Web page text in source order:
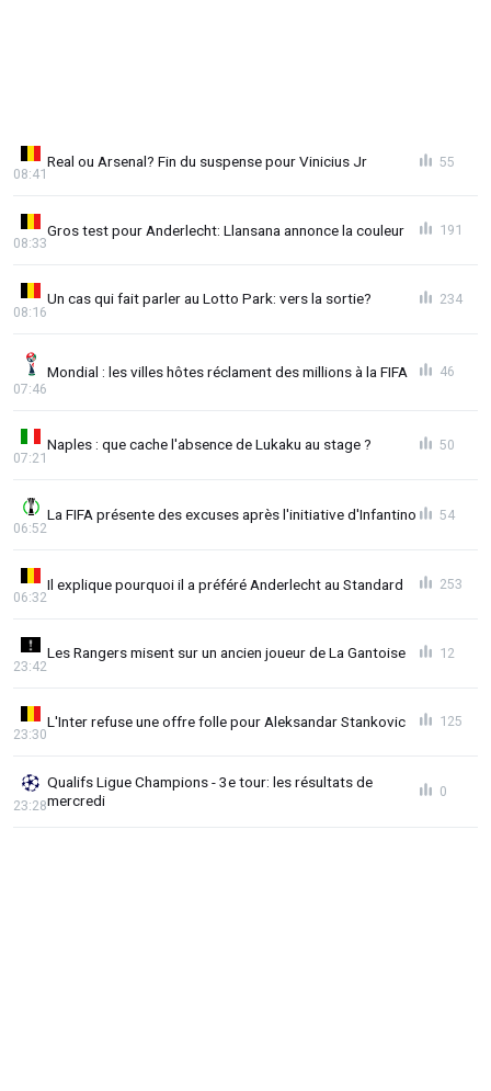
Real ou Arsenal? Fin du suspense pour Vinicius Jr
08:41
55
Gros test pour Anderlecht: Llansana annonce la couleur
08:33
191
Un cas qui fait parler au Lotto Park: vers la sortie?
08:16
234
Mondial : les villes hôtes réclament des millions à la FIFA
07:46
46
Naples : que cache l'absence de Lukaku au stage ?
07:21
50
La FIFA présente des excuses après l'initiative d'Infantino
06:52
54
Il explique pourquoi il a préféré Anderlecht au Standard
06:32
253
Les Rangers misent sur un ancien joueur de La Gantoise
23:42
12
L'Inter refuse une offre folle pour Aleksandar Stankovic
23:30
125
Qualifs Ligue Champions - 3e tour: les résultats de
mercredi
23:28
0